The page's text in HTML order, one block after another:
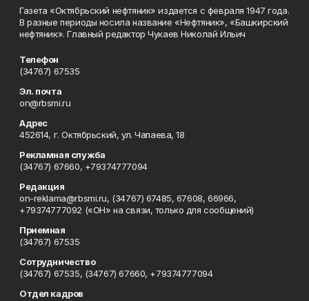
Газета «Октябрьский нефтяник» издается с февраля 1947 года.
В разные периоды носила название «Нефтяник», «Башкирский
нефтяник». Главный редактор Чукаев Николай Ильич
Телефон
(34767) 67535
Эл. почта
on@rbsmi.ru
Адрес
452614, г. Октябрьский, ул. Чапаева, 18
Рекламная служба
(34767) 67660, +79374777094
Редакция
on-reklama@rbsmi.ru, (34767) 67485, 67608, 66966,
+79374777092 («ОН» на связи, только для сообщений)
Приемная
(34767) 67535
Сотрудничество
(34767) 67535, (34767) 67660, +79374777094
Отдел кадров